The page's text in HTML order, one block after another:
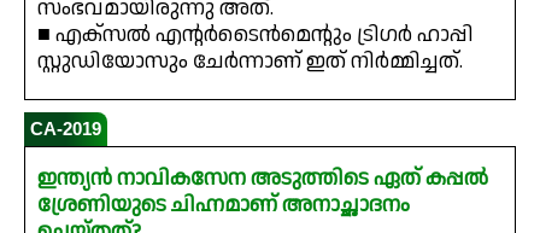
സംഭവമായിരുന്നു അത്.
■ എക്സൽ എന്റർടൈൻമെന്റും ട്രിഗർ ഹാപ്പി
സ്റ്റുഡിയോസും ചേർന്നാണ് ഇത് നിർമ്മിച്ചത്.
CA-2019
ഇന്ത്യൻ നാവികസേന അടുത്തിടെ ഏത് കപ്പൽ
ശ്രേണിയുടെ ചിഹ്നമാണ് അനാച്ഛാദനം